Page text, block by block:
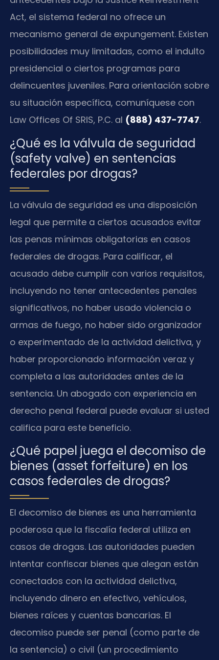
Act, el sistema federal no ofrece un
mecanismo general de expungement. Existen
posibilidades muy limitadas, como el indulto
presidencial o ciertos programas para
delincuentes juveniles. Para orientación sobre
su situación específica, comuníquese con
Law Offices Of SRIS, P.C. al (888) 437-7747.
¿Qué es la válvula de seguridad
(safety valve) en sentencias
federales por drogas?
La válvula de seguridad es una disposición
legal que permite a ciertos acusados evitar
las penas mínimas obligatorias en casos
federales de drogas. Para calificar, el
acusado debe cumplir con varios requisitos,
incluyendo no tener antecedentes penales
significativos, no haber usado violencia o
armas de fuego, no haber sido organizador
o experimentado de la actividad delictiva, y
haber proporcionado información veraz y
completa a las autoridades antes de la
sentencia. Un abogado con experiencia en
derecho penal federal puede evaluar si usted
califica para este beneficio.
¿Qué papel juega el decomiso de
bienes (asset forfeiture) en los
casos federales de drogas?
El decomiso de bienes es una herramienta
poderosa que la fiscalía federal utiliza en
casos de drogas. Las autoridades pueden
intentar confiscar bienes que alegan están
conectados con la actividad delictiva,
incluyendo dinero en efectivo, vehículos,
bienes raíces y cuentas bancarias. El
decomiso puede ser penal (como parte de
la sentencia) o civil (un procedimiento